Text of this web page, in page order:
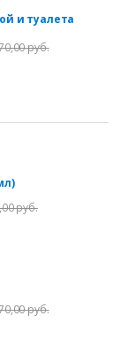
и туалета
руб.
руб.
руб.